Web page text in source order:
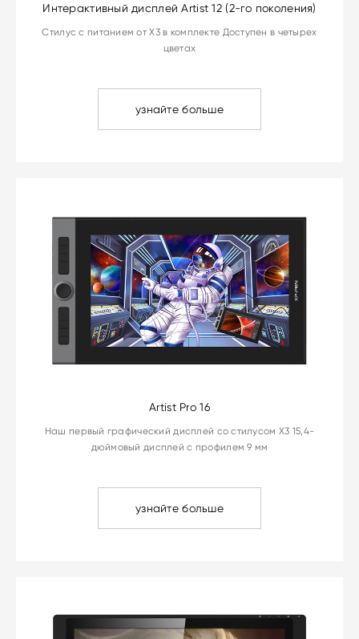
Интерактивный дисплей Artist 12 (2-го поколения)
Стилус с питанием от X3 в комплекте Доступен в четырех
цветах
узнайте больше
Artist Pro 16
Наш первый графический дисплей со стилусом X3 15,4-
дюймовый дисплей с профилем 9 мм
узнайте больше